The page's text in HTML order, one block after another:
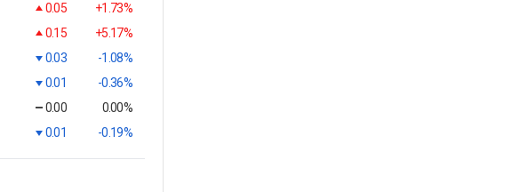
0.05
+1.73%
0.15
+5.17%
0.03
-1.08%
0.01
-0.36%
0.00
0.00%
0.01 -0.19%